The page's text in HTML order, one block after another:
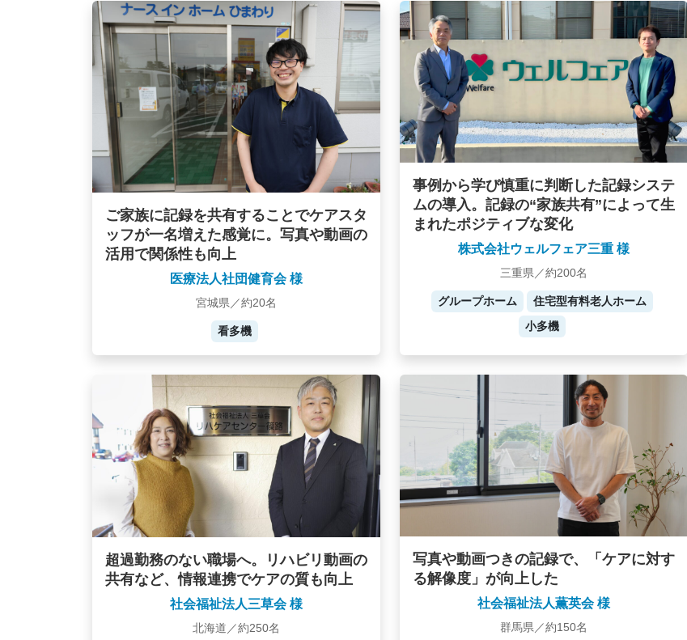
ご家族に記録を共有することでケアスタ
ッフが一名増えた感覚に。写真や動画の
活用で関係性も向上
医療法人社団健育会 様
宮城県／約20名
看多機
事例から学び慎重に判断した記録システ
ムの導入。記録の“家族共有”によって生
まれたポジティブな変化
株式会社ウェルフェア三重 様
三重県／約200名
グループホーム
住宅型有料老人ホーム
小多機
超過勤務のない職場へ。リハビリ動画の
共有など、情報連携でケアの質も向上
社会福祉法人三草会 様
北海道／約250名
写真や動画つきの記録で、「ケアに対す
る解像度」が向上した
社会福祉法人薫英会 様
群馬県／約150名